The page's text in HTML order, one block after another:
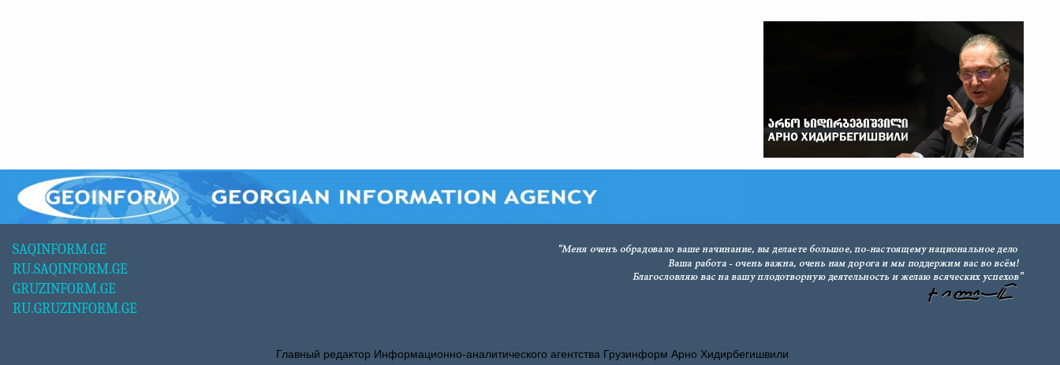
SAQINFORM.GE
RU.SAQINFORM.GE
GRUZINFORM.GE
RU.GRUZINFORM.GE
Главный редактор Информационно-аналитического агентства Грузинформ Арно Хидирбегишвили